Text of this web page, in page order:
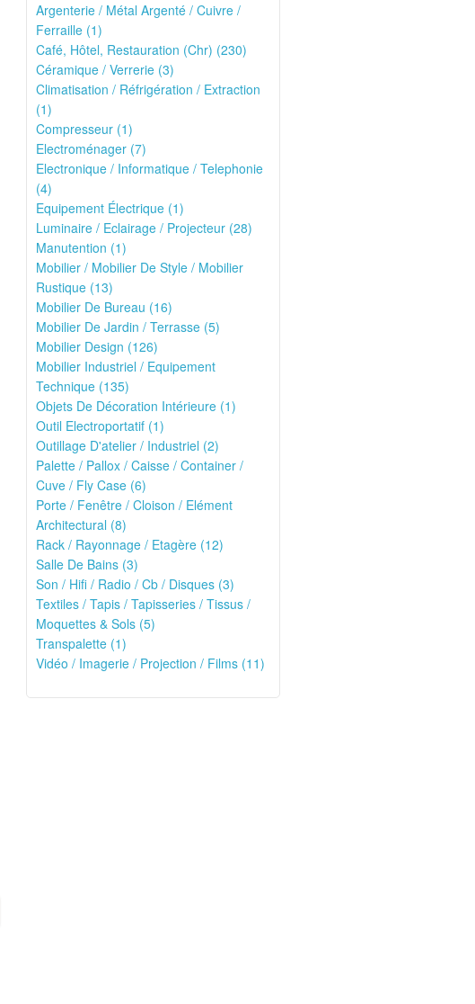
Argenterie / Métal Argenté / Cuivre /
Ferraille (1)
Café, Hôtel, Restauration (Chr) (230)
Céramique / Verrerie (3)
Climatisation / Réfrigération / Extraction
(1)
Compresseur (1)
Electroménager (7)
Electronique / Informatique / Telephonie
(4)
Equipement Électrique (1)
Luminaire / Eclairage / Projecteur (28)
Manutention (1)
Mobilier / Mobilier De Style / Mobilier
Rustique (13)
Mobilier De Bureau (16)
Mobilier De Jardin / Terrasse (5)
Mobilier Design (126)
Mobilier Industriel / Equipement
Technique (135)
Objets De Décoration Intérieure (1)
Outil Electroportatif (1)
Outillage D'atelier / Industriel (2)
Palette / Pallox / Caisse / Container /
Cuve / Fly Case (6)
Porte / Fenêtre / Cloison / Elément
Architectural (8)
Rack / Rayonnage / Etagère (12)
Salle De Bains (3)
Son / Hifi / Radio / Cb / Disques (3)
Textiles / Tapis / Tapisseries / Tissus /
Moquettes & Sols (5)
Transpalette (1)
Vidéo / Imagerie / Projection / Films (11)